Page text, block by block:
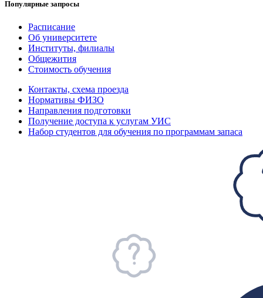
Популярные запросы
Расписание
Об университете
Институты, филиалы
Общежития
Стоимость обучения
Контакты, схема проезда
Нормативы ФИЗО
Направления подготовки
Получение доступа к услугам УИС
Набор студентов для обучения по программам запаса